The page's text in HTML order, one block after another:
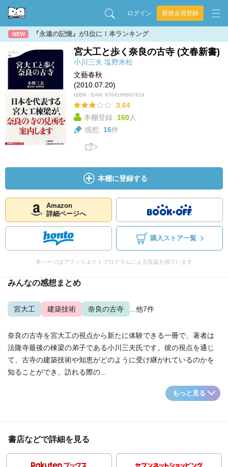
ログイン 新規会員登録
NEW 『永遠の記憶』が1位に！本ランキング
宮大工と歩く奈良の古寺 (文春新書)
小川三夫 塩野米松
文藝春秋
(2010.07.20)
ISBN・EAN: 9784166607624
3.64
本棚登録: 160人
感想: 16件
本棚に登録する
Amazon
詳細ページへ
購入ストア一覧
本ページはアフィリエイトプログラムによる収益を得ています
みんなの感想まとめ
宮大工 建築技術 奈良の古寺 ...他7件
奈良の古寺を宮大工の視点から新たに体験できる一冊で、著者は
法隆寺最後の棟梁の弟子である小川三夫氏です。彼の視点を通じ
て、古寺の建築技術や知恵がどのように受け継がれているのかを
知ることができ、訪れる際の...
もっと見る
書店などで詳細を見る